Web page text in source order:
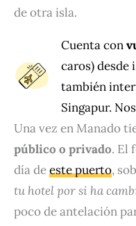
de otra isla.
Cuenta con
caros) desde
también
Singapur.
Una vez en Manado
público o privado. El
día deeste puerto,
tu hotel por si ha
poco de antelación